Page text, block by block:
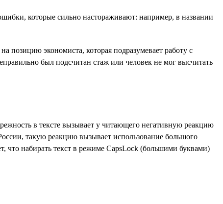
которые сильно настораживают: например, в названии
позицию экономиста, которая подразумевает работу с
был подсчитан стаж или человек не мог высчитать
в тексте вызывает у читающего негативную реакцию
такую реакцию вызывает использование большого
что набирать текст в режиме СapsLock (большими буквами)